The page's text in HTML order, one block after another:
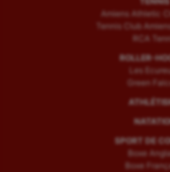
Amiens Athletic
Tennis Club
RCA
ROLLER-
Les
Green
SPORT DE
Boxe
Boxe